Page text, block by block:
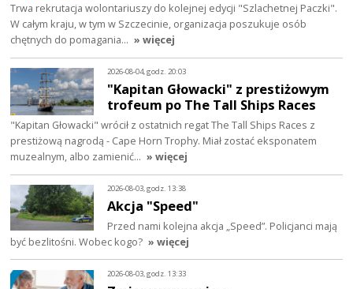
Trwa rekrutacja wolontariuszy do kolejnej edycji "Szlachetnej Paczki".
W całym kraju, w tym w Szczecinie, organizacja poszukuje osób
chętnych do pomagania… » więcej
2026-08-04, godz. 20:03
"Kapitan Głowacki" z prestiżowym
trofeum po The Tall Ships Races
"Kapitan Głowacki" wrócił z ostatnich regat The Tall Ships Races z
prestiżową nagrodą - Cape Horn Trophy. Miał zostać eksponatem
muzealnym, albo zamienić… » więcej
2026-08-03, godz. 13:38
Akcja "Speed"
Przed nami kolejna akcja „Speed”. Policjanci mają
być bezlitośni. Wobec kogo? » więcej
2026-08-03, godz. 13:33